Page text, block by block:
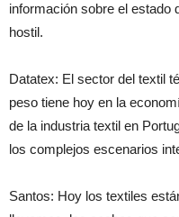
información sobre el estado
hostil.
Datatex: El sector del textil
peso tiene hoy en la
de la industria textil en
los complejos escenarios
Santos: Hoy los textiles